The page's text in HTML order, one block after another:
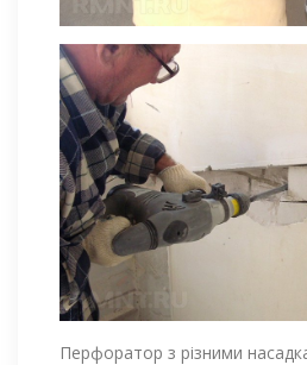
Перфоратор з різними